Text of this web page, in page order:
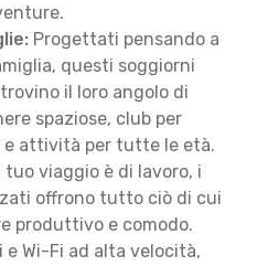
Progettati pensando a
questi soggiorni
il loro angolo di
spaziose, club per
e attività per tutte le età.
tuo viaggio è di lavoro, i
offrono tutto ciò di cui
produttivo e comodo.
Wi-Fi ad alta velocità,